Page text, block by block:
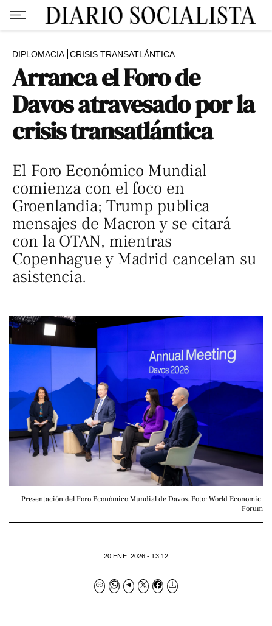
DIPLOMACIA CRISIS TRANSATLÁNTICA
Arranca el Foro de
Davos atravesado por la
crisis transatlántica
El Foro Económico Mundial
comienza con el foco en
Groenlandia; Trump publica
mensajes de Macron y se citará
con la OTAN, mientras
Copenhague y Madrid cancelan su
asistencia.
Presentación del Foro Económico Mundial de Davos. Foto: World Economic
Forum
20 ENE. 2026 - 13:12